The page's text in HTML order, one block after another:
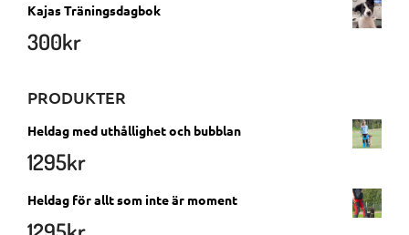
Kajas Träningsdagbok
300kr
PRODUKTER
Heldag med uthållighet och bubblan
1295kr
Heldag för allt som inte är moment